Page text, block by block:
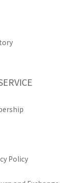
Policy